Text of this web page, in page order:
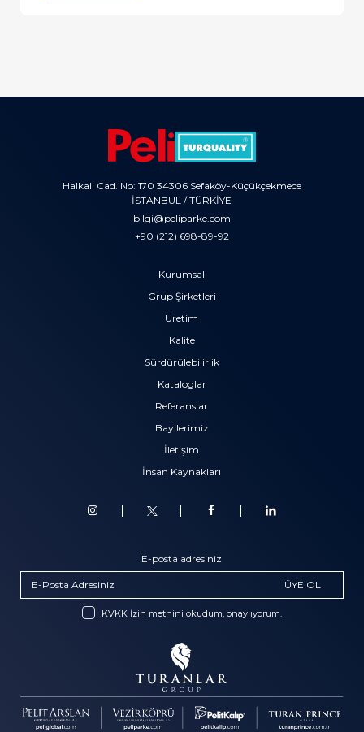
Halkalı Cad. No: 170 34306 Sefaköy-Küçükçekmece
İSTANBUL / TÜRKİYE
bilgi@peliparke.com
+90 (212) 698-89-92
Kurumsal
Grup Şirketleri
Üretim
Kalite
Sürdürülebilirlik
Kataloglar
Referanslar
Bayilerimiz
İletişim
İnsan Kaynakları
E-posta adresiniz
ÜYE OL
KVKK İzin metnini okudum, onaylıyorum.